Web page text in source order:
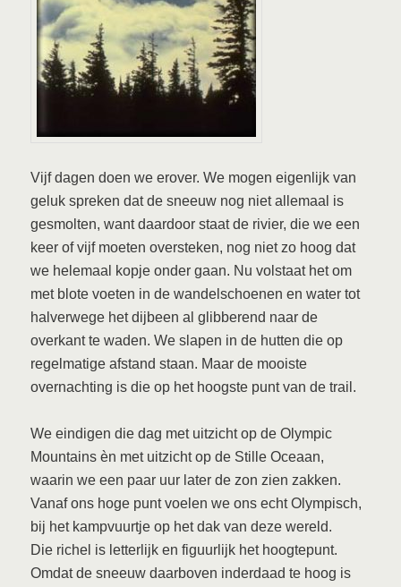
Vijf dagen doen we erover. We mogen eigenlijk van
geluk spreken dat de sneeuw nog niet allemaal is
gesmolten, want daardoor staat de rivier, die we een
keer of vijf moeten oversteken, nog niet zo hoog dat
we helemaal kopje onder gaan. Nu volstaat het om
met blote voeten in de wandelschoenen en water tot
halverwege het dijbeen al glibberend naar de
overkant te waden. We slapen in de hutten die op
regelmatige afstand staan. Maar de mooiste
overnachting is die op het hoogste punt van de trail.
We eindigen die dag met uitzicht op de Olympic
Mountains èn met uitzicht op de Stille Oceaan,
waarin we een paar uur later de zon zien zakken.
Vanaf ons hoge punt voelen we ons echt Olympisch,
bij het kampvuurtje op het dak van deze wereld.
Die richel is letterlijk en figuurlijk het hoogtepunt.
Omdat de sneeuw daarboven inderdaad te hoog is